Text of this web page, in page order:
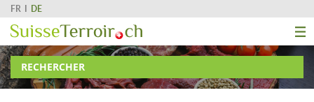
FR DE
RECHERCHER